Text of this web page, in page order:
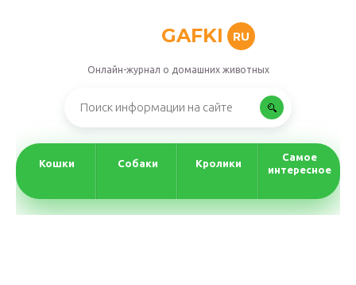
GAFKI RU
Онлайн-журнал о домашних животных
Кошки Собаки Кролики
Самое
интересное